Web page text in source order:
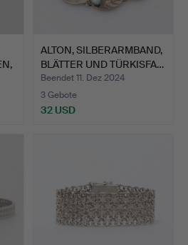
ALTON, SILBERARMBAND,
BLÄTTER UND TÜRKISFA…
Beendet 11. Dez 2024
3 Gebote
32 USD